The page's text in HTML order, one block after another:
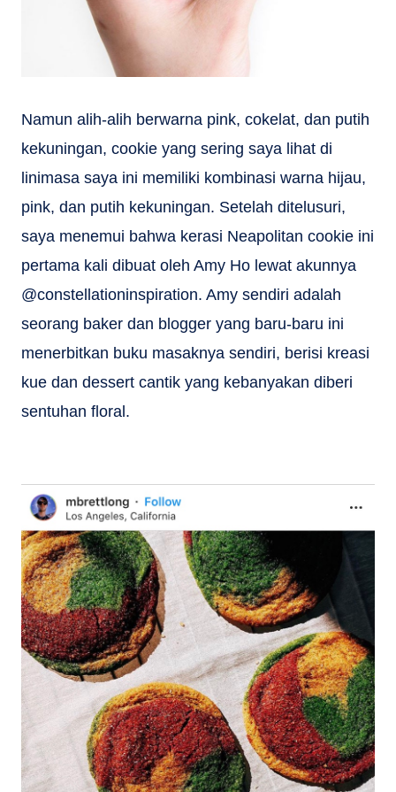
Namun alih-alih berwarna pink, cokelat, dan putih
kekuningan, cookie yang sering saya lihat di
linimasa saya ini memiliki kombinasi warna hijau,
pink, dan putih kekuningan. Setelah ditelusuri,
saya menemui bahwa kerasi Neapolitan cookie ini
pertama kali dibuat oleh Amy Ho lewat akunnya
@constellationinspiration. Amy sendiri adalah
seorang baker dan blogger yang baru-baru ini
menerbitkan buku masaknya sendiri, berisi kreasi
kue dan dessert cantik yang kebanyakan diberi
sentuhan floral.